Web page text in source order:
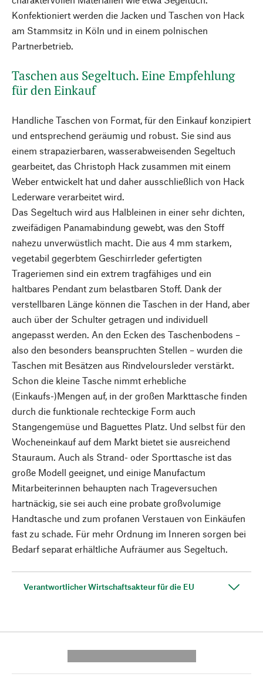
Konfektioniert werden die Jacken und Taschen von Hack
am Stammsitz in Köln und in einem polnischen
Partnerbetrieb.
Taschen aus Segeltuch. Eine Empfehlung
für den Einkauf
Handliche Taschen von Format, für den Einkauf konzipiert
und entsprechend geräumig und robust. Sie sind aus
einem strapazierbaren, wasserabweisenden Segeltuch
gearbeitet, das Christoph Hack zusammen mit einem
Weber entwickelt hat und daher ausschließlich von Hack
Lederware verarbeitet wird.
Das Segeltuch wird aus Halbleinen in einer sehr dichten,
zweifädigen Panamabindung gewebt, was den Stoff
nahezu unverwüstlich macht. Die aus 4 mm starkem,
vegetabil gegerbtem Geschirrleder gefertigten
Trageriemen sind ein extrem tragfähiges und ein
haltbares Pendant zum belastbaren Stoff. Dank der
verstellbaren Länge können die Taschen in der Hand, aber
auch über der Schulter getragen und individuell
angepasst werden. An den Ecken des Taschenbodens –
also den besonders beanspruchten Stellen – wurden die
Taschen mit Besätzen aus Rindveloursleder verstärkt.
Schon die kleine Tasche nimmt erhebliche
(Einkaufs-)Mengen auf, in der großen Markttasche finden
durch die funktionale rechteckige Form auch
Stangengemüse und Baguettes Platz. Und selbst für den
Wocheneinkauf auf dem Markt bietet sie ausreichend
Stauraum. Auch als Strand- oder Sporttasche ist das
große Modell geeignet, und einige Manufactum
Mitarbeiterinnen behaupten nach Trageversuchen
hartnäckig, sie sei auch eine probate großvolumige
Handtasche und zum profanen Verstauen von Einkäufen
fast zu schade. Für mehr Ordnung im Inneren sorgen bei
Bedarf separat erhältliche Aufräumer aus Segeltuch.
Verantwortlicher Wirtschaftsakteur für die EU